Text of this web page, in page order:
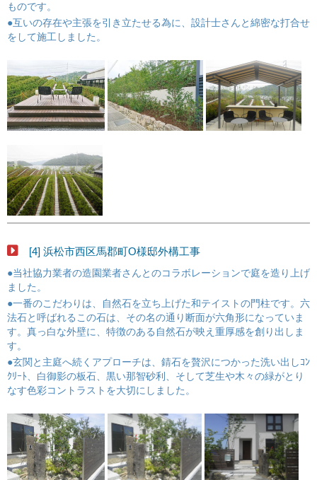
ものです。
●互いの存在や主張を引き立たせる為に、設計士さんと綿密な打合せ
をして施工しました。
[4] 浜松市西区馬郡町O様邸外構工事
●当社協力業者の造園業者さんとのコラボレーションで庭を造り上げ
ました。
●一番のこだわりは、自然石を立ち上げた和テイストの門柱です。六
法石と呼ばれるこの石は、その名の通り断面が六角形になっていま
す。真っ白な外壁に、特徴のある自然石が映え重厚感を創り出しま
す。
●玄関と主庭へ続くアプローチは、錆石を贅沢につかった洗い出しｺﾝ
ｸﾘｰﾄ、白御影の板石、黒い那智砂利、そして芝生や木々の緑がとり
なす色彩コントラストを大切にしました。